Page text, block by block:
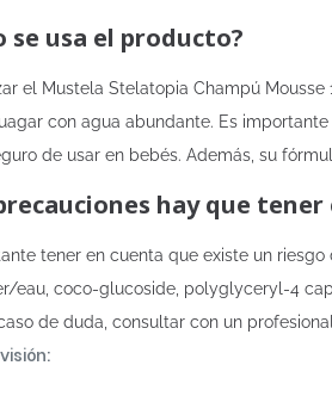
se usa el producto?
el Mustela Stelatopia Champú
con agua abundante. Es
de usar en bebés. Además, su
hay que tener
tener en cuenta que existe un
eau, coco-glucoside, polyglyceryl-4
de duda, consultar con un